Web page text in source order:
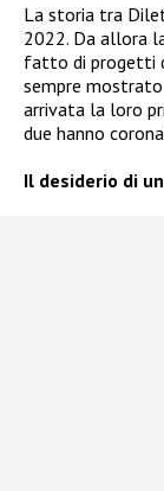
La storia tra
2022. Da allora
fatto di progetti
sempre mostrato
arrivata la loro
due hanno
Il desiderio di